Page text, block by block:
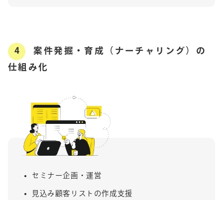
4
案件発掘・育成（ナーチャリング）の
仕組み化
セミナー企画・運営
見込み顧客リストの作成支援